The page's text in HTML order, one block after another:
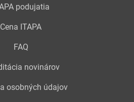
podujatia
Cena ITAPA
FAQ
novinárov
osobných údajov